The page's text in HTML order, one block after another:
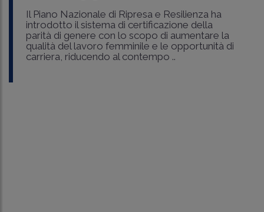
Il Piano Nazionale di Ripresa e Resilienza ha
introdotto il sistema di certificazione della
parità di genere con lo scopo di aumentare la
qualità del lavoro femminile e le opportunità di
carriera, riducendo al contempo ..